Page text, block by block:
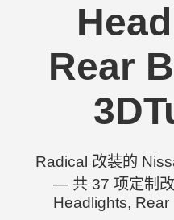
Rear
Radical 改装的
— 共 37 项定制
Headlights,